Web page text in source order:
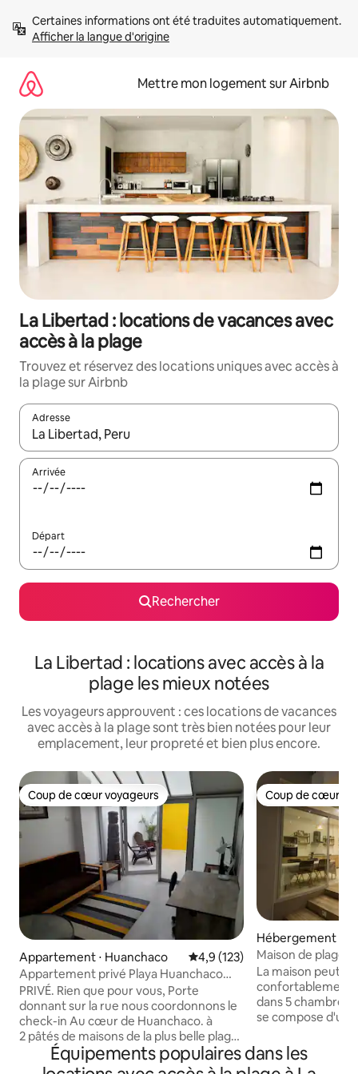
directement
Afficher la langue d'origine
Mettre mon logement sur Airbnb
La Libertad : locations de vacances avec
accès à la plage
Trouvez et réservez des locations uniques avec accès à
la plage sur Airbnb
Adresse
Lorsque les résultats s'affichent, utilisez les flèches vers le
Arrivée
Départ
Rechercher
La Libertad : locations avec accès à la
plage les mieux notées
Les voyageurs approuvent : ces locations de vacances
avec accès à la plage sont très bien notées pour leur
emplacement, leur propreté et bien plus encore.
Coup de cœur voyageurs
Coup de cœur voyageurs
Appartement ⋅ Huanchaco Évaluation moyenne sur la
4,9 (123)
Appartement privé Playa Huanchaco
près de la mer
PRIVÉ. Rien que pour vous, Porte
donnant sur la rue nous coordonnons le
check-in Au cœur de Huanchaco. à
2 pâtés de maisons de la plus belle plage
petite place principale, porte de la rue,
Coup de cœur
Coup de cœur
Hébergement ⋅
Maison de plage
La maison peut
confortablement
dans 5 chambres
se compose d'un
une table de
divertissement,
Équipements populaires dans les